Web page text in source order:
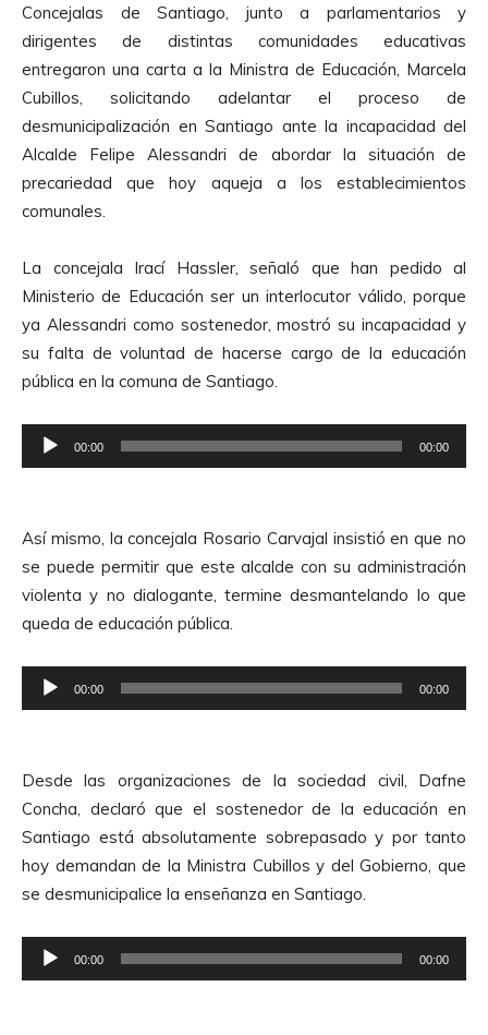
Concejalas de Santiago, junto a parlamentarios y
dirigentes de distintas comunidades educativas
entregaron una carta a la Ministra de Educación, Marcela
Cubillos, solicitando adelantar el proceso de
desmunicipalización en Santiago ante la incapacidad del
Alcalde Felipe Alessandri de abordar la situación de
precariedad que hoy aqueja a los establecimientos
comunales.
La concejala Irací Hassler, señaló que han pedido al
Ministerio de Educación ser un interlocutor válido, porque
ya Alessandri como sostenedor, mostró su incapacidad y
su falta de voluntad de hacerse cargo de la educación
pública en la comuna de Santiago.
e
o
d
u
c
t
e
A
u
d
i
00:00 00:00
Así mismo, la concejala Rosario Carvajal insistió en que no
se puede permitir que este alcalde con su administración
violenta y no dialogante, termine desmantelando lo que
queda de educación pública.
e
o
d
u
c
t
o
00:00 00:00
Desde las organizaciones de la sociedad civil, Dafne
Concha, declaró que el sostenedor de la educación en
Santiago está absolutamente sobrepasado y por tanto
hoy demandan de la Ministra Cubillos y del Gobierno, que
se desmunicipalice la enseñanza en Santiago.
e
00:00 00:00